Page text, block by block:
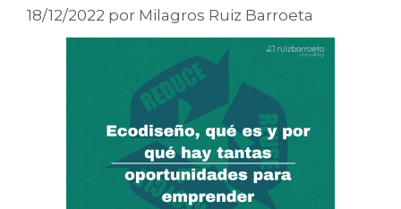
18/12/2022 por Milagros Ruiz Barroeta